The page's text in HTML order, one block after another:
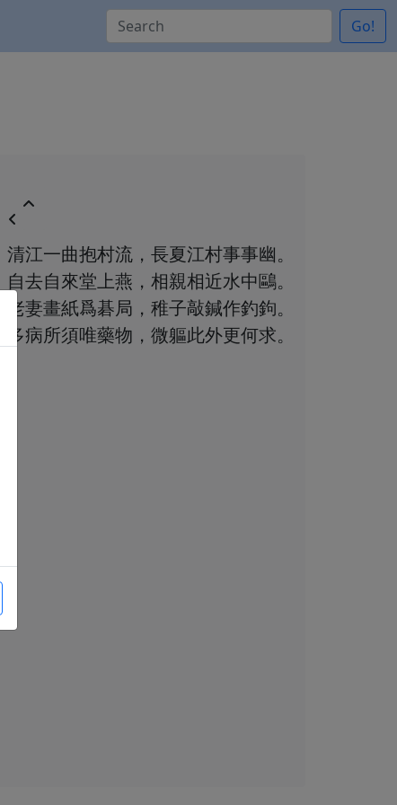
Go!
清江一曲抱村流，長夏江村事事幽。
自去自來堂上燕，相親相近水中鷗。
老妻畫紙爲碁局，稚子敲鍼作釣鉤。
多病所須唯藥物，微軀此外更何求。